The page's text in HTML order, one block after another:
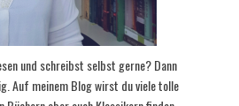
und schreibst selbst gerne? Dann
Auf meinem Blog wirst du viele tolle